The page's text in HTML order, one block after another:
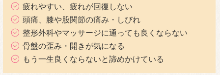
疲れやすい、疲れが回復しない
頭痛、膝や股関節の痛み・しびれ
整形外科やマッサージに通っても良くならない
骨盤の歪み・開きが気になる
もう一生良くならないと諦めかけている